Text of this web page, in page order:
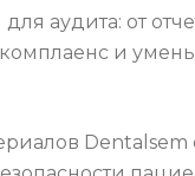
аудита: от
и